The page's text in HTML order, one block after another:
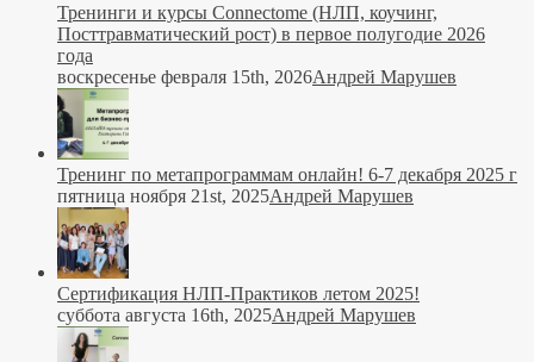
Тренинги и курсы Connectome (НЛП, коучинг,
Посттравматический рост) в первое полугодие 2026
года
воскресенье февраля 15th, 2026Андрей Марушев
Тренинг по метапрограммам онлайн! 6-7 декабря 2025 г
пятница ноября 21st, 2025Андрей Марушев
Сертификация НЛП-Практиков летом 2025!
суббота августа 16th, 2025Андрей Марушев